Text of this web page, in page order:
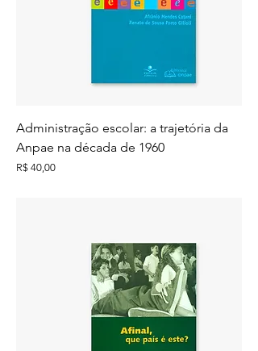
Administração escolar: a trajetória da
Anpae na década de 1960
Preço
R$ 40,00